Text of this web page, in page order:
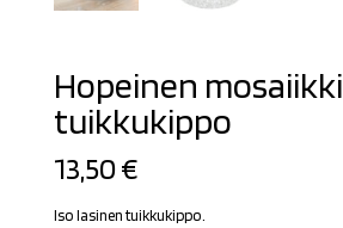
Hopeinen mosaiikki
tuikkukippo
13,50€
Iso lasinen tuikkukippo.